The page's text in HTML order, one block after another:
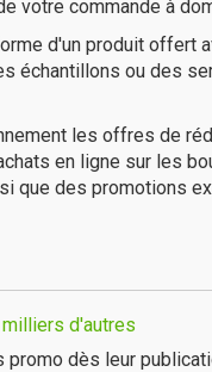
votre commande à
d'un produit offert
échantillons ou des
les offres de
en ligne sur les
que des promotions
d'autres
dès leur